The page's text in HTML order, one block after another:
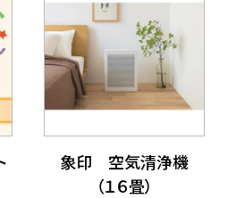
象印 ​空​気清浄機​
（１６畳）